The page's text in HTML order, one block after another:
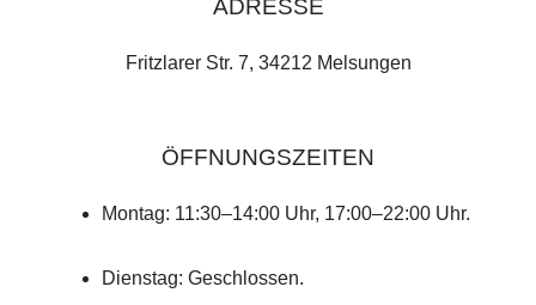
ADRESSE
Fritzlarer Str. 7, 34212 Melsungen
ÖFFNUNGSZEITEN
Montag: 11:30–14:00 Uhr, 17:00–22:00 Uhr.
Dienstag: Geschlossen.